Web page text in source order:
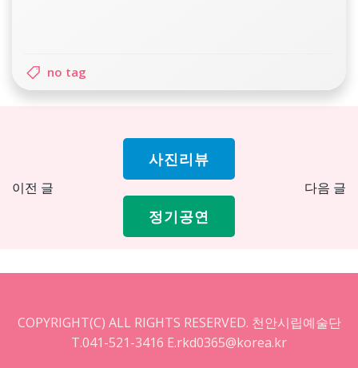
no tag
Post
navigation
이전 글
사진리뷰
정기공연
다음 글
COPYRIGHT(C) ALL RIGHTS RESERVED. 천안시립예술단
T.041-521-3416 E.rkd0365@korea.kr